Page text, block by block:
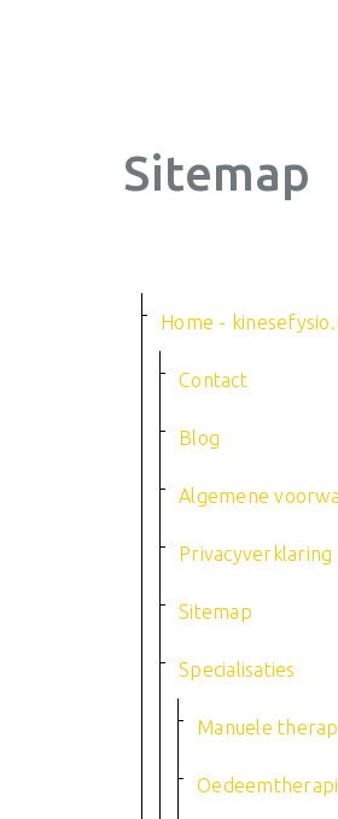
Sitemap
Home -
Contact
Blog
Algemene
Privacyverklaring
Sitemap
Specialisaties
Manuele